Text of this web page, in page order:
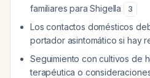
familiares para Shigella 3
Los contactos domésticos
portador asintomático si hay
Seguimiento con cultivos de
terapéutica o